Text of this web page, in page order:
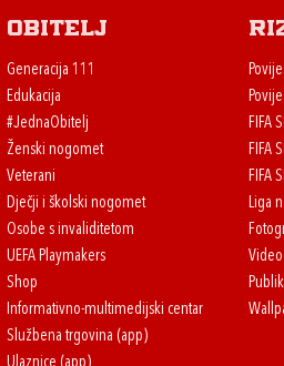
Obitelj
Generacija 111
Edukacija
#JednaObitelj
Ženski nogomet
Veterani
Dječji i školski nogomet
Osobe s invaliditetom
UEFA Playmakers
Shop
Informativno-multimedijski centar
Službena trgovina (app)
FIFA
FIFA
FIFA
Liga